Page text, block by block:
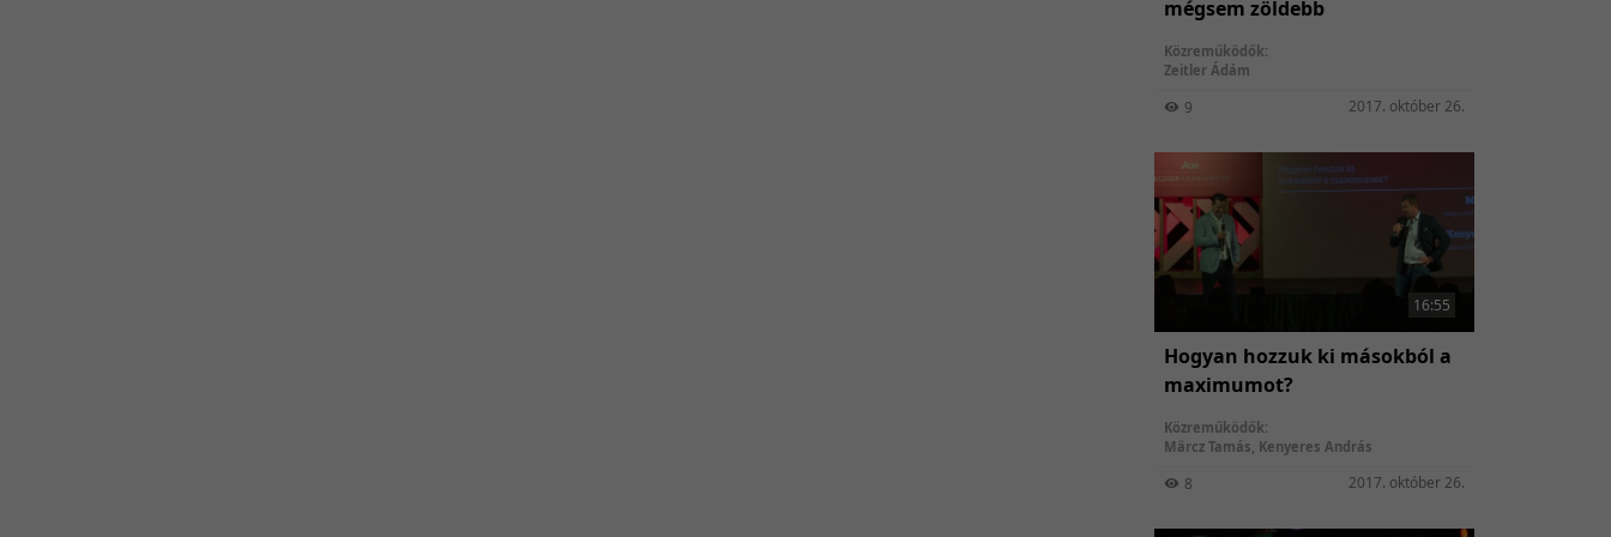
mégsem zöldebb
Közreműködők:
Zeitler Ádám
9 2017. október 26.
16:55
Hogyan hozzuk ki másokból a
maximumot?
Közreműködők:
Märcz Tamás, Kenyeres András
8 2017. október 26.